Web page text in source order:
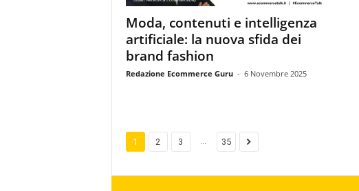
Moda, contenuti e intelligenza
artificiale: la nuova sfida dei
brand fashion
Redazione Ecommerce Guru - 6 Novembre 2025
1 2 3 ... 35